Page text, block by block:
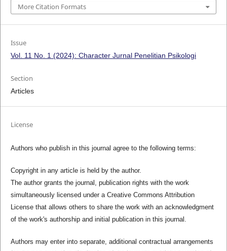
More Citation Formats
Issue
Vol. 11 No. 1 (2024): Character Jurnal Penelitian Psikologi
Section
Articles
License
Authors who publish in this journal agree to the following terms:
Copyright in any article is held by the author.
The author grants the journal, publication rights with the work
simultaneously licensed under a Creative Commons Attribution
License that allows others to share the work with an acknowledgment
of the work's authorship and initial publication in this journal.
Authors may enter into separate, additional contractual arrangements